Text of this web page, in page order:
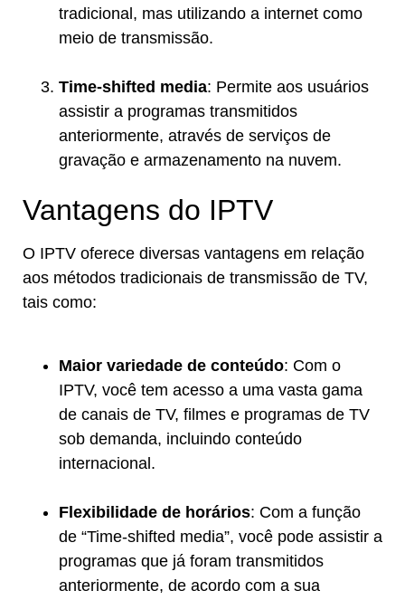
tradicional, mas utilizando a internet como
meio de transmissão.
Time-shifted media: Permite aos usuários
assistir a programas transmitidos
anteriormente, através de serviços de
gravação e armazenamento na nuvem.
Vantagens do IPTV
O IPTV oferece diversas vantagens em relação
aos métodos tradicionais de transmissão de TV,
tais como:
Maior variedade de conteúdo: Com o
IPTV, você tem acesso a uma vasta gama
de canais de TV, filmes e programas de TV
sob demanda, incluindo conteúdo
internacional.
Flexibilidade de horários: Com a função
de “Time-shifted media”, você pode assistir a
programas que já foram transmitidos
anteriormente, de acordo com a sua